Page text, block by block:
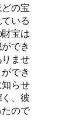
の宝
いる
宝は
でき
ませ
でき
らせ
、彼
ので